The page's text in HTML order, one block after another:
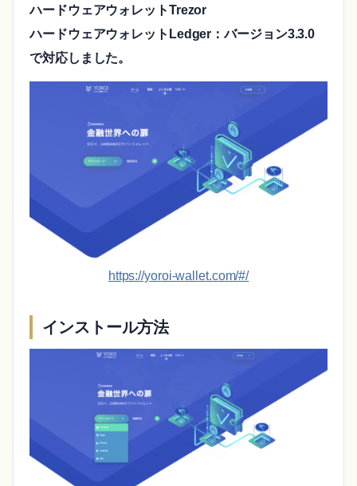
ハードウェアウォレットTrezor
ハードウェアウォレットLedger：バージョン3.3.0
で対応しました。
https://yoroi-wallet.com/#/
インストール方法